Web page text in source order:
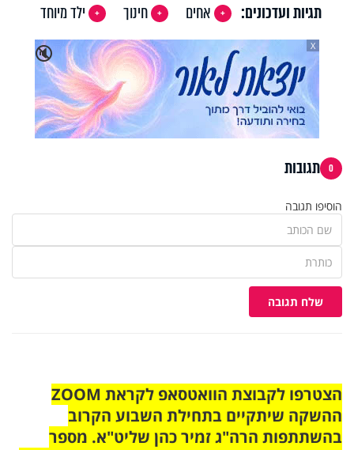
תגיות ועדכונים: אחים חינוך
ילד מיוחד
🔇
X
0 תגובות
הוסיפו תגובה
שלח תגובה
הצטרפו לקבוצת הוואטסאפ לקראת ZOOM
ההשקה שיתקיים בתחילת השבוע הקרוב
בהשתתפות הרה"ג זמיר כהן שליט"א. מספר